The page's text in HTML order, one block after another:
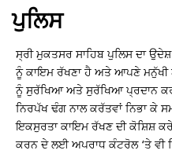
ਪੁਲਿਸ
ਸ੍ਰੀ ਮੁਕਤਸਰ ਸਾਹਿਬ ਪੁਲਿਸ ਦਾ
ਨੂੰ ਕਾਇਮ ਰੱਖਣਾ ਹੈ ਅਤੇ ਆਪਣੇ ਮਨੁੱਖੀ
ਨੂੰ ਸੁਰੱਖਿਆ ਅਤੇ ਸੁਰੱਖਿਆ ਪ੍ਰਦਾਨ
ਨਿਰਪੱਖ ਢੰਗ ਨਾਲ ਕਰੱਤਵਾਂ ਨਿਭਾ ਕੇ
ਇਕਸੁਰਤਾ ਕਾਇਮ ਰੱਖਣ ਦੀ ਕੋਸ਼ਿਸ਼
ਕਰਨ ਦੇ ਲਈ ਅਪਰਾਧ ਕੰਟਰੋਲ ‘ਤੇ ਵੀ